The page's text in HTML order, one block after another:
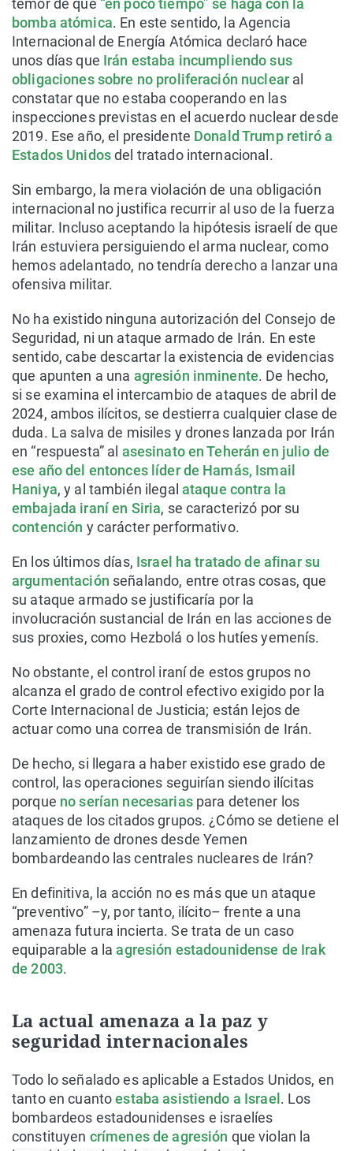
temor de que “en poco tiempo” se haga con la
bomba atómica. En este sentido, la Agencia
Internacional de Energía Atómica declaró hace
unos días que Irán estaba incumpliendo sus
obligaciones sobre no proliferación nuclear al
constatar que no estaba cooperando en las
inspecciones previstas en el acuerdo nuclear desde
2019. Ese año, el presidente Donald Trump retiró a
Estados Unidosdel tratado internacional.
Sin embargo, la mera violación de una obligación
internacional no justifica recurrir al uso de la fuerza
militar. Incluso aceptando la hipótesis israelí de que
Irán estuviera persiguiendo el arma nuclear, como
hemos adelantado, no tendría derecho a lanzar una
ofensiva militar.
No ha existido ninguna autorización del Consejo de
Seguridad, ni un ataque armado de Irán. En este
sentido, cabe descartar la existencia de evidencias
que apunten a una agresión inminente. De hecho,
si se examina el intercambio de ataques de abril de
2024, ambos ilícitos, se destierra cualquier clase de
duda. La salva de misiles y drones lanzada por Irán
en “respuesta” al asesinato en Teherán en julio de
ese año del entonces líder de Hamás, Ismail
Haniya, y al también ilegal ataque contra la
embajada iraní en Siria, se caracterizó por su
contención y carácter performativo.
En los últimos días, Israel ha tratado de afinar su
argumentación señalando, entre otras cosas, que
su ataque armado se justificaría por la
involucración sustancial de Irán en las acciones de
sus proxies, como Hezbolá o los hutíes yemenís.
No obstante, el control iraní de estos grupos no
alcanza el grado de control efectivo exigido por la
Corte Internacional de Justicia; están lejos de
actuar como una correa de transmisión de Irán.
De hecho, si llegara a haber existido ese grado de
control, las operaciones seguirían siendo ilícitas
porque no serían necesariaspara detener los
ataques de los citados grupos. ¿Cómo se detiene el
lanzamiento de drones desde Yemen
bombardeando las centrales nucleares de Irán?
En definitiva, la acción no es más que un ataque
“preventivo” –y, por tanto, ilícito– frente a una
amenaza futura incierta. Se trata de un caso
equiparable a laagresión estadounidense de Irak
de 2003.
La actual amenaza a la paz y
seguridad internacionales
Todo lo señalado es aplicable a Estados Unidos, en
tanto en cuantoestaba asistiendo a Israel . Los
bombardeos estadounidenses e israelíes
constituyen crímenes de agresión que violan la